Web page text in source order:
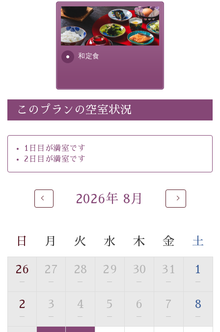
・環境に配慮したアメニティをご用意
・館内フリーWi-Fi
・チェックイン15時、チェックアウト10時
いう昔の暦による料理表現）
・朝食はこだわりの味噌汁をはじめとした和定食
【温泉】
自家源泉「美翠源泉」は酸化の進みが遅く新鮮で若返り
の効果が高い、極めて希有な源泉です。身も心も癒され
■お座敷風呂（大浴場）
温泉の成分に合わせ、防菌防カビの特殊素材の畳を使
※男性大浴場までのご移動には階段がございます。 予め
ご了承のほどお願いいたします。
■貸切温泉風呂 （40分2000円）
む貸切温泉風呂です。ゆったりといやされるプライベー
トな空間をお愉しみください。
和定食
さっぱりとした和食膳に使わ
れる食材は、諏訪の名産品を
ふんだんに取り入れ、安心・
安全を心掛けた長野県産...
このプランの空室状況
1日目が満室です
2日目が満室です
2026年 8月
日 月 火 水 木 金 土
26
—
27
—
28
—
29
—
30
—
31
—
1
—
2
—
3
—
4
—
5
—
6
—
7
—
8
—